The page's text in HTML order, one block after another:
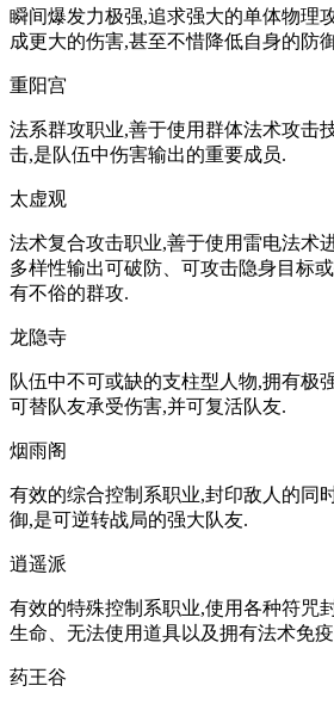
瞬间爆发力极强,追求强大的单体物理
成更大的伤害,甚至不惜降低自身的防
重阳宫
法系群攻职业,善于使用群体法术攻击
击,是队伍中伤害输出的重要成员.
太虚观
法术复合攻击职业,善于使用雷电法术
多样性输出可破防、可攻击隐身目标
有不俗的群攻.
龙隐寺
队伍中不可或缺的支柱型人物,拥有极
可替队友承受伤害,并可复活队友.
烟雨阁
有效的综合控制系职业,封印敌人的同
御,是可逆转战局的强大队友.
逍遥派
有效的特殊控制系职业,使用各种符咒
生命、无法使用道具以及拥有法术免
药王谷